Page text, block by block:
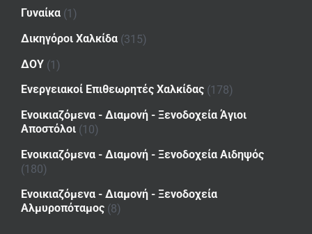
Γυναίκα (1)
Δικηγόροι Χαλκίδα (315)
ΔΟΥ (1)
Ενεργειακοί Επιθεωρητές Χαλκίδας (178)
Ενοικιαζόμενα - Διαμονή - Ξενοδοχεία Άγιοι
Αποστόλοι (10)
Ενοικιαζόμενα - Διαμονή - Ξενοδοχεία Αιδηψός
(180)
Ενοικιαζόμενα - Διαμονή - Ξενοδοχεία
Αλμυροπόταμος (8)